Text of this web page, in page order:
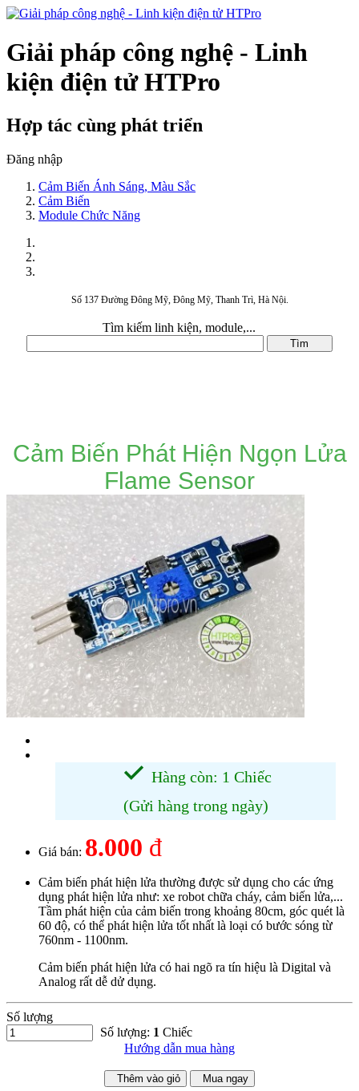
Giải pháp công nghệ - Linh
kiện điện tử HTPro
Hợp tác cùng phát triển
Đăng nhập
Cảm Biến Ánh Sáng, Màu Sắc
Cảm Biến
Module Chức Năng
Số 137 Đường Đông Mỹ, Đông Mỹ, Thanh Trì, Hà Nội.
Tìm kiếm linh kiện, module,...
Cảm Biến Phát Hiện Ngọn Lửa
Flame Sensor
Hàng còn: 1 Chiếc
(Gửi hàng trong ngày)
Giá bán: 8.000 đ
Cảm biến phát hiện lửa thường được sử dụng cho các ứng
dụng phát hiện lửa như: xe robot chữa cháy, cảm biến lửa,...
Tầm phát hiện của cảm biến trong khoảng 80cm, góc quét là
60 độ, có thể phát hiện lửa tốt nhất là loại có bước sóng từ
760nm - 1100nm.
Cảm biến phát hiện lửa có hai ngõ ra tín hiệu là Digital và
Analog rất dễ dử dụng.
Số lượng
Số lượng: 1 Chiếc
Hướng dẫn mua hàng
Thêm vào giỏ Mua ngay